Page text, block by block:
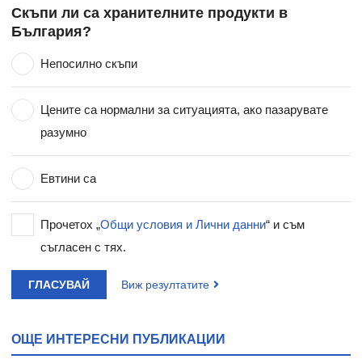
Скъпи ли са хранителните продукти в
България?
Непосилно скъпи
Цените са нормални за ситуацията, ако пазарувате
разумно
Евтини са
Прочетох „Общи условия и Лични данни“ и съм
съгласен с тях.
ГЛАСУВАЙ Виж резултатите
ОЩЕ ИНТЕРЕСНИ ПУБЛИКАЦИИ